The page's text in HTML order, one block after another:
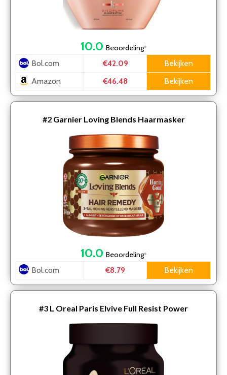
10.0 Beoordeling*
Bol.com €42.09
Bekijken
Amazon
€46.48 Bekijken
#2 Garnier Loving Blends Haarmasker
10.0 Beoordeling*
Bol.com €8.79 Bekijken
#3 L Oreal Paris Elvive Full Resist Power
Haarmasker